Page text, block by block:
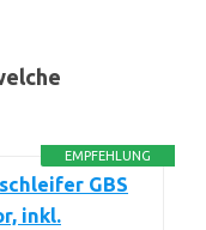
EMPFEHLUNG
GBS
inkl.